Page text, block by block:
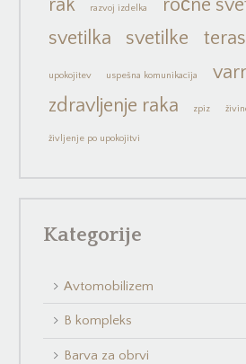
rak razvoj izdelka ročne
svetilka
svetilke
upokojitev uspešna komunikacija
zdravljenje raka
zpiz
življenje po upokojitvi
Kategorije
Avtomobilizem
B kompleks
Barva za obrvi